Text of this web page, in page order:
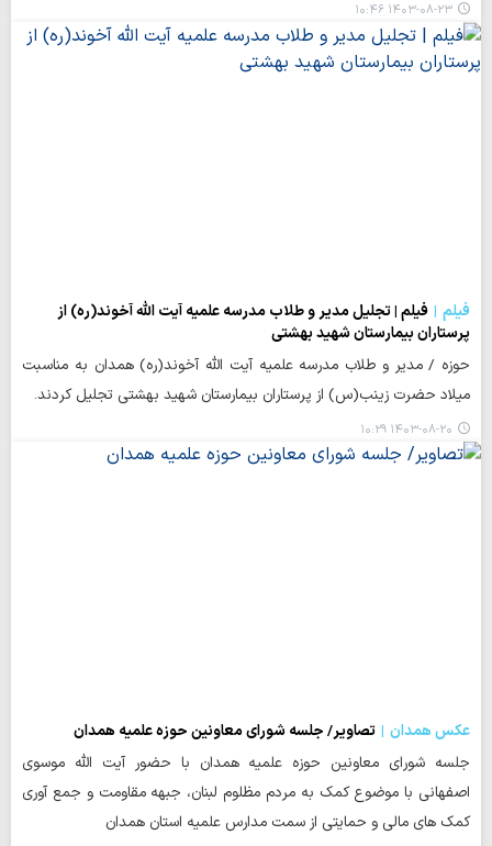
۱۴۰۳-۰۸-۲۳ ۱۰:۴۶
فیلم
فیلم | تجلیل مدیر و طلاب مدرسه علمیه آیت الله آخوند(ره) از
پرستاران بیمارستان شهید بهشتی
حوزه / مدیر و طلاب مدرسه علمیه آیت الله آخوند(ره) همدان به مناسبت
میلاد حضرت زینب(س) از پرستاران بیمارستان شهید بهشتی تجلیل کردند.
۱۴۰۳-۰۸-۲۰ ۱۰:۲۹
عکس همدان
تصاویر/ جلسه شورای معاونین حوزه علمیه همدان
جلسه شورای معاونین حوزه علمیه همدان با حضور آیت الله موسوی
اصفهانی با موضوع کمک به مردم مظلوم لبنان، جبهه مقاومت و جمع آوری
کمک های مالی و حمایتی از سمت مدارس علمیه استان همدان